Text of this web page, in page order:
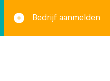
Bedrijf aanmelden